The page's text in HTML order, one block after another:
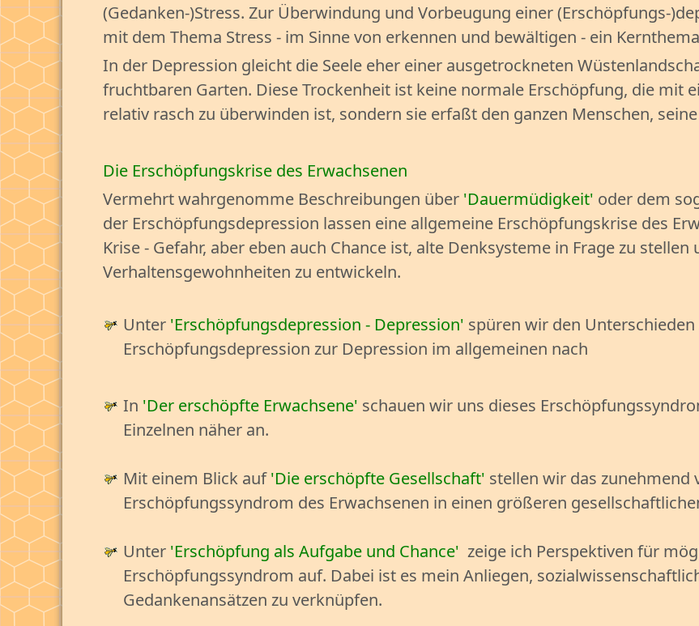
(Gedanken-)Stress. Zur Überwindung und Vorbeugung einer (Erschöpfungs-
mit dem Thema Stress - im Sinne von erkennen und bewältigen - ein
In der Depression gleicht die Seele eher einer ausgetrockneten
fruchtbaren Garten. Diese Trockenheit ist keine normale Erschöpfung, die mit
relativ rasch zu überwinden ist, sondern sie erfaßt den ganzen Menschen,
Die Erschöpfungskrise des Erwachsenen
Vermehrt wahrgenomme Beschreibungen über Dauermüdigkeit oder dem
der Erschöpfungsdepression lassen eine allgemeine Erschöpfungskrise des
Krise - Gefahr, aber eben auch Chance ist, alte Denksysteme in Frage zu stellen
Verhaltensgewohnheiten zu entwickeln.
Unter Erschöpfungsdepression - Depression spüren wir den
Erschöpfungsdepression zur Depression im allgemeinen nach
In Der erschöpfte Erwachsene schauen wir uns dieses
Einzelnen näher an.
Mit einem Blick auf Die erschöpfte Gesellschaft stellen wir das
Erschöpfungssyndrom des Erwachsenen in einen größeren
Unter Erschöpfung als Aufgabe und Chance zeige ich Perspektiven für
Erschöpfungssyndrom auf. Dabei ist es mein Anliegen,
Gedankenansätzen zu verknüpfen.